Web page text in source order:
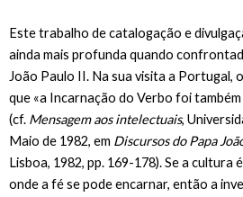
Este trabalho de catalogação e
ainda mais profunda quando
João Paulo II. Na sua visita a Portugal,
que «a Incarnação do Verbo foi
(cf. Mensagem aos intelectuais,
Maio de 1982, em Discursos do Papa
Lisboa, 1982, pp. 169-178). Se a cultura
onde a fé se pode encarnar, então a